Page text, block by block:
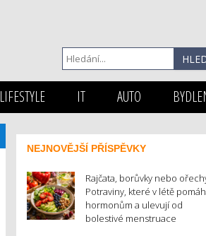
LIFESTYLE IT AUTO
NEJNOVĚJŠÍ PŘÍSPĚVKY
Rajčata, borůvky nebo
Potraviny, které v létě
hormonům a ulevují od
bolestivé menstruace